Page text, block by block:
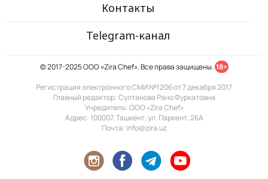
Контакты
Telegram-канал
© 2017-2025 ООО «Zira Chef». Все права защищены. 18+
Регистрация электронного СМИ №1206 от 7 декабря 2017
Главный редактор: Султанова Рано Фуркатовна
Учредитель: ООО «Zira Chef»
Адрес: 100007, Ташкент, ул. Паркент, 26А
Почта: info@zira.uz